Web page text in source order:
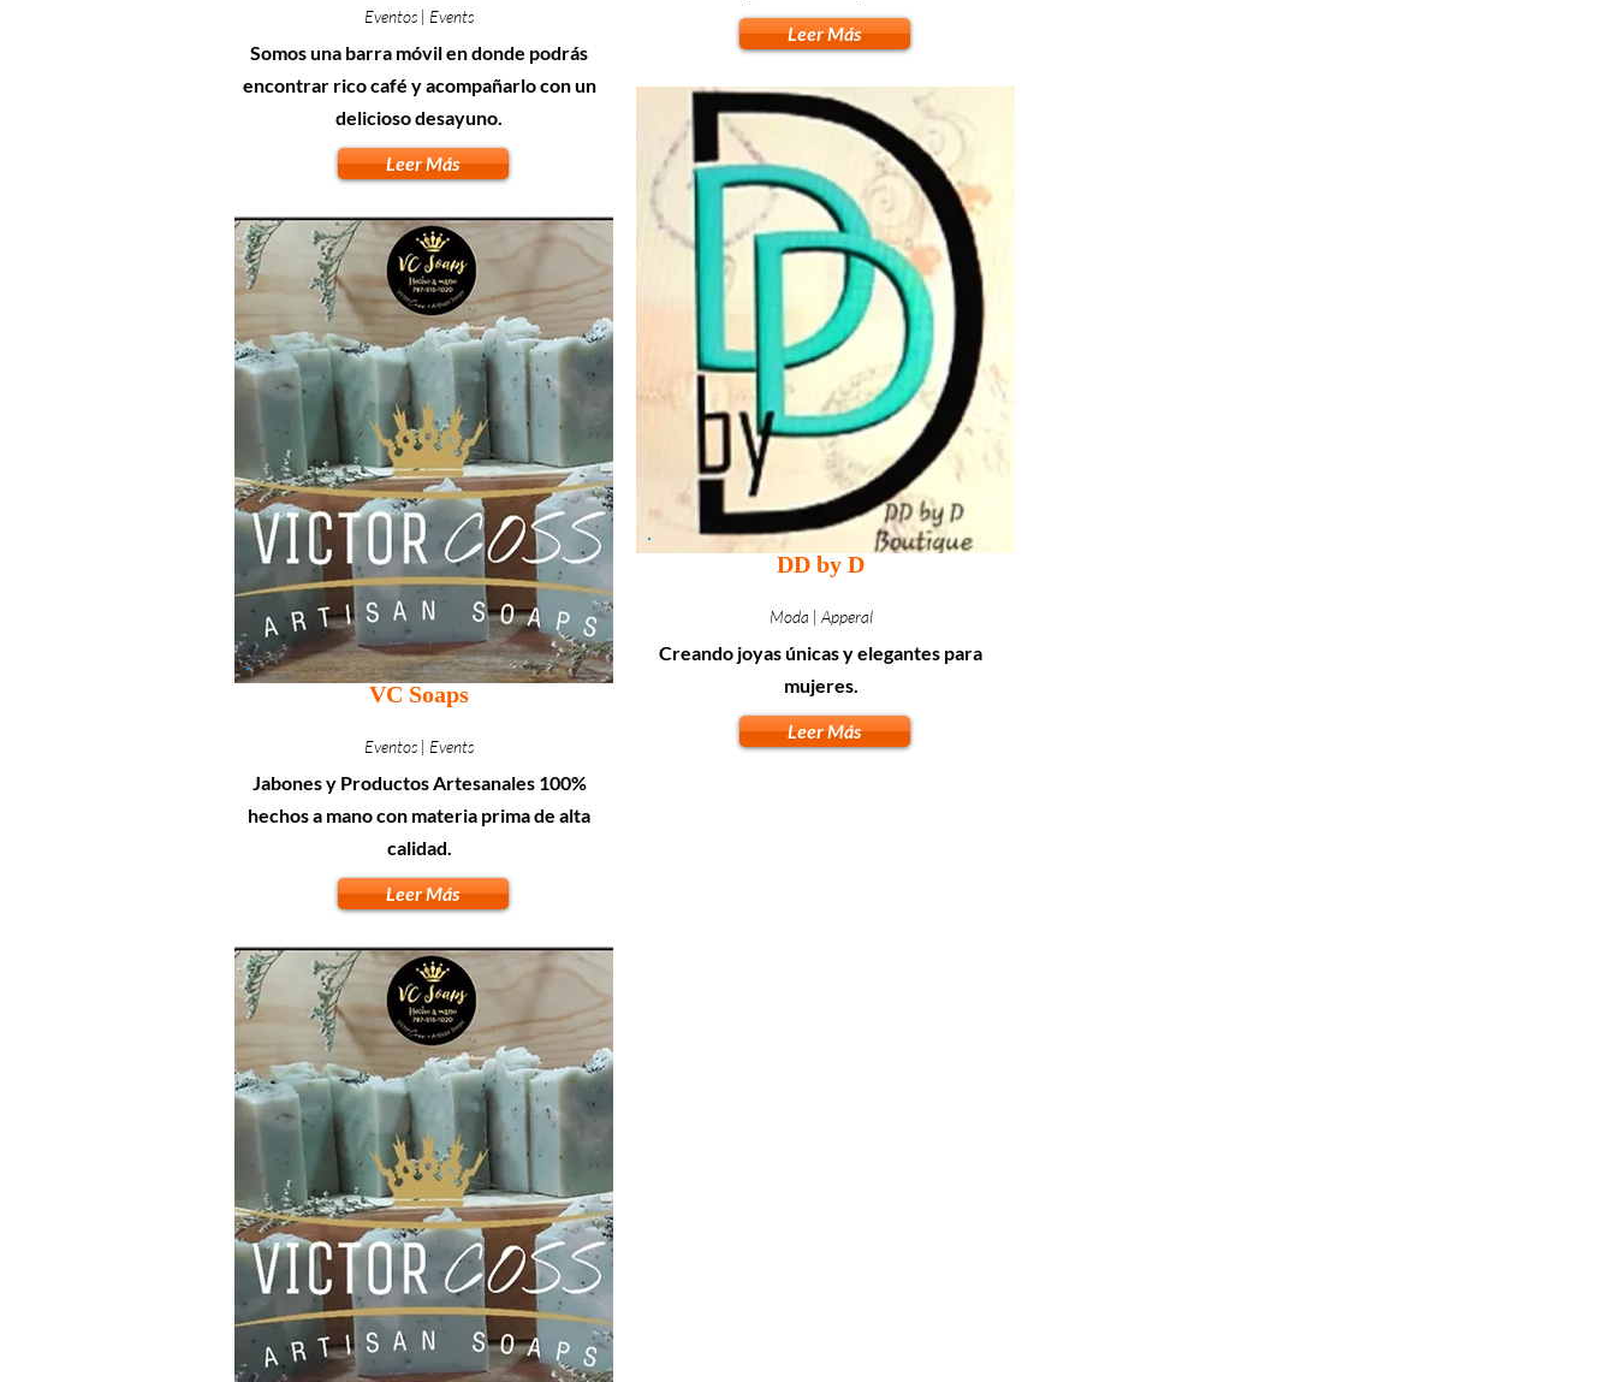
Eventos | Events
Somos una barra móvil en donde podrás
encontrar rico café y acompañarlo con un
delicioso desayuno.
Leer Más
VC Soaps
Eventos | Events
Jabones y Productos Artesanales 100%
hechos a mano con materia prima de alta
calidad.
Leer Más
Leer Más
DD by D
Moda | Apperal
Creando joyas únicas y elegantes para
mujeres.
Leer Más